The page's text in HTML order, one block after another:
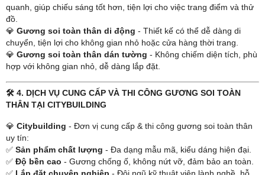
quanh, giúp chiếu sáng tốt hơn, tiện lợi cho việc trang điểm và thử
đồ.
💎 Gương soi toàn thân di động - Thiết kế có thể dễ dàng di
chuyển, tiện lợi cho không gian nhỏ hoặc cửa hàng thời trang.
💎 Gương soi toàn thân dán tường - Không chiếm diện tích, phù
hợp với không gian nhỏ, dễ dàng lắp đặt.
🛠️ 4. DỊCH VỤ CUNG CẤP VÀ THI CÔNG GƯƠNG SOI TOÀN
THÂN TẠI CITYBUILDING
💎 Citybuilding - Đơn vị cung cấp & thi công gương soi toàn thân
uy tín:
✅ Sản phẩm chất lượng - Đa dạng mẫu mã, kiểu dáng hiện đại.
✅ Độ bền cao - Gương chống ố, không nứt vỡ, đảm bảo an toàn.